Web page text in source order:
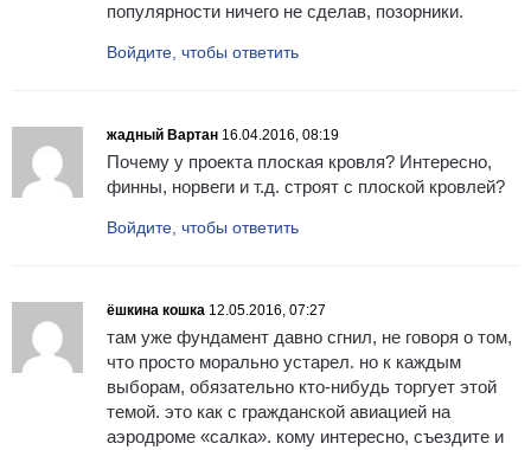
популярности ничего не сделав, позорники.
Войдите, чтобы ответить
жадный Вартан 16.04.2016, 08:19
Почему у проекта плоская кровля? Интересно,
финны, норвеги и т.д. строят с плоской кровлей?
Войдите, чтобы ответить
ёшкина кошка 12.05.2016, 07:27
там уже фундамент давно сгнил, не говоря о том,
что просто морально устарел. но к каждым
выборам, обязательно кто-нибудь торгует этой
темой. это как с гражданской авиацией на
аэродроме «салка». кому интересно, съездите и